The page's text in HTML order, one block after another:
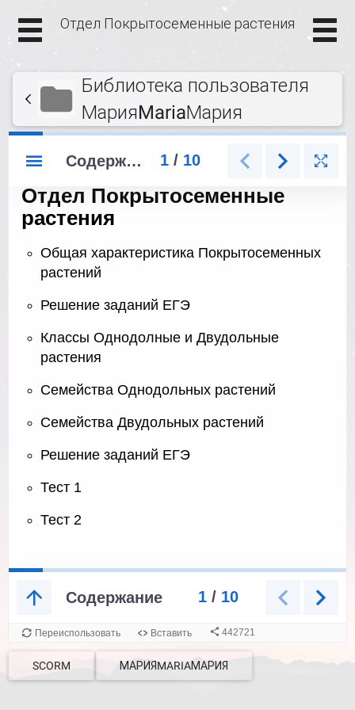
Отдел Покрытосеменные растения
Библиотека пользователя
МарияMariaМария
SCORM МАРИЯMARIAМАРИЯ